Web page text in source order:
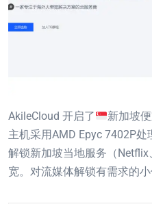
AkileCloud 开启了
新加坡
主机采用AMD Epyc 7402P
解锁新加坡当地服务（
宽。对流媒体解锁有需求的小